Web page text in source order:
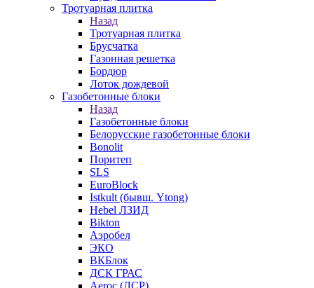
Тротуарная плитка
Назад
Тротуарная плитка
Брусчатка
Газонная решетка
Бордюр
Лоток дождевой
Газобетонные блоки
Назад
Газобетонные блоки
Белорусские газобетонные блоки
Bonolit
Поритеп
SLS
EuroBlock
Istkult (бывш. Ytong)
Hebel ЛЗИД
Bikton
Аэробел
ЭКО
ВКБлок
ДСК ГРАС
Aeroc (ЛСР)